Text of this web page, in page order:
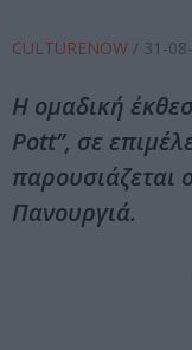
CULTURENOW / 31-
Η οµαδική
Pott”, σε
παρουσιάζεται
Πανουργιά.